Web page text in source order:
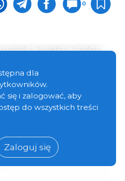
0
w kwietniu średnio
5,0 punktu (4,3%) więcej
dla
się i zalogować, aby
do wszystkich treści
Zaloguj się